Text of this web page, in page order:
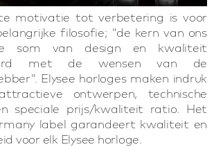
motivatie tot verbetering is voor
filosofie; "de kern van ons
som van design en kwaliteit
met de wensen van de
Elysee horloges maken indruk
ontwerpen, technische
speciale prijs/kwaliteit ratio. Het
label garandeert kwaliteit en
voor elk Elysee horloge.